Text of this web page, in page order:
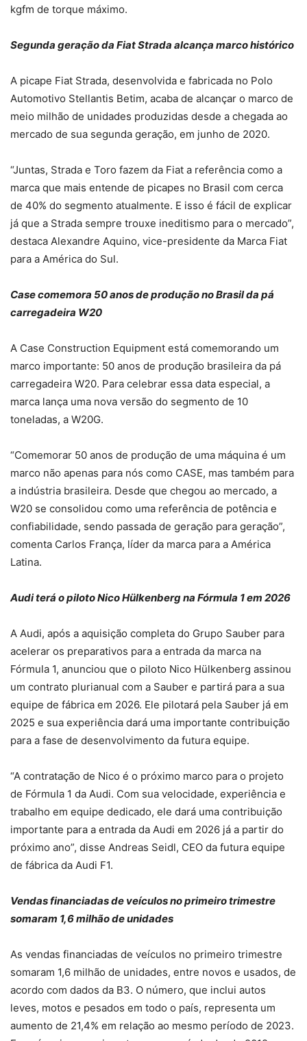
kgfm de torque máximo.
Segunda geração da Fiat Strada alcança marco histórico
A picape Fiat Strada, desenvolvida e fabricada no Polo
Automotivo Stellantis Betim, acaba de alcançar o marco de
meio milhão de unidades produzidas desde a chegada ao
mercado de sua segunda geração, em junho de 2020.
“Juntas, Strada e Toro fazem da Fiat a referência como a
marca que mais entende de picapes no Brasil com cerca
de 40% do segmento atualmente. E isso é fácil de explicar
já que a Strada sempre trouxe ineditismo para o mercado”,
destaca Alexandre Aquino, vice-presidente da Marca Fiat
para a América do Sul.
Case comemora 50 anos de produção no Brasil da pá
carregadeira W20
A Case Construction Equipment está comemorando um
marco importante: 50 anos de produção brasileira da pá
carregadeira W20. Para celebrar essa data especial, a
marca lança uma nova versão do segmento de 10
toneladas, a W20G.
“Comemorar 50 anos de produção de uma máquina é um
marco não apenas para nós como CASE, mas também para
a indústria brasileira. Desde que chegou ao mercado, a
W20 se consolidou como uma referência de potência e
confiabilidade, sendo passada de geração para geração”,
comenta Carlos França, líder da marca para a América
Latina.
Audi terá o piloto Nico Hülkenberg na Fórmula 1 em 2026
A Audi, após a aquisição completa do Grupo Sauber para
acelerar os preparativos para a entrada da marca na
Fórmula 1, anunciou que o piloto Nico Hülkenberg assinou
um contrato plurianual com a Sauber e partirá para a sua
equipe de fábrica em 2026. Ele pilotará pela Sauber já em
2025 e sua experiência dará uma importante contribuição
para a fase de desenvolvimento da futura equipe.
“A contratação de Nico é o próximo marco para o projeto
de Fórmula 1 da Audi. Com sua velocidade, experiência e
trabalho em equipe dedicado, ele dará uma contribuição
importante para a entrada da Audi em 2026 já a partir do
próximo ano”, disse Andreas Seidl, CEO da futura equipe
de fábrica da Audi F1.
Vendas financiadas de veículos no primeiro trimestre
somaram 1,6 milhão de unidades
As vendas financiadas de veículos no primeiro trimestre
somaram 1,6 milhão de unidades, entre novos e usados, de
acordo com dados da B3. O número, que inclui autos
leves, motos e pesados em todo o país, representa um
aumento de 21,4% em relação ao mesmo período de 2023.